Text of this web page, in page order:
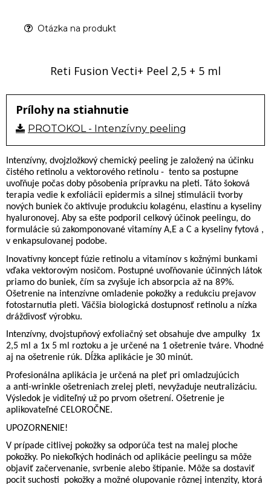
Otázka na produkt
Reti Fusion Vecti+ Peel 2,5 + 5 ml
Prílohy na stiahnutie
PROTOKOL - Intenzívny peeling
Intenzívny, dvojzložkový chemický peeling je založený na účinku
čistého retinolu a vektorového retinolu - tento sa postupne
uvoľňuje počas doby pôsobenia prípravku na pleti. Táto šoková
terapia vedie k exfoliácii epidermis a silnej stimulácii tvorby
nových buniek čo aktivuje produkciu kolagénu, elastínu a kyseliny
hyaluronovej. Aby sa ešte podporil celkový účinok peelingu, do
formulácie sú zakomponované vitamíny A,E a C a kyseliny fytová ,
v enkapsulovanej podobe.
Inovatívny koncept fúzie retinolu a vitamínov s kožnými bunkami
vďaka vektorovým nosičom. Postupné uvoľňovanie účinných látok
priamo do buniek, čím sa zvyšuje ich absorpcia až na 89%.
Ošetrenie na intenzívne omladenie pokožky a redukciu prejavov
fotostarnutia pleti. Väčšia biologická dostupnosť retinolu a nízka
dráždivosť výrobku.
Intenzívny, dvojstupňový exfoliačný set obsahuje dve ampulky 1x
2,5 ml a 1x 5 ml roztoku a je určené na 1 ošetrenie tváre. Vhodné
aj na ošetrenie rúk. Dĺžka aplikácie je 30 minút.
Profesionálna aplikácia je určená na pleť pri omladzujúcich
a anti-wrinkle ošetreniach zrelej pleti, nevyžaduje neutralizáciu.
Výsledok je viditeľný už po prvom ošetrení. Ošetrenie je
aplikovateľné CELOROČNE.
UPOZORNENIE!
V prípade citlivej pokožky sa odporúča test na malej ploche
pokožky. Po niekoľkých hodinách od aplikácie peelingu sa môže
objaviť začervenanie, svrbenie alebo štípanie. Môže sa dostaviť
pocit suchosti
pokožky a možné olupovanie rôznej intenzity, ktorá